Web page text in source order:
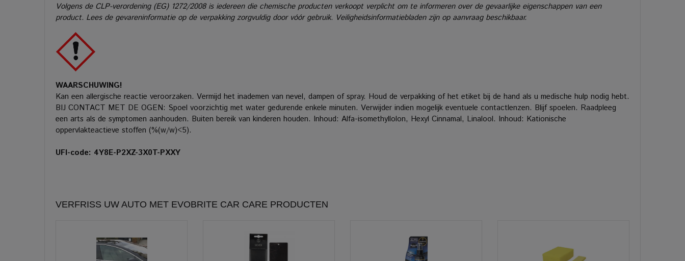
Volgens de CLP-verordening (EG) 1272/2008 is iedereen die chemische producten verkoopt verplicht om te informeren over de gevaarlijke eigenschappen van een
product. Lees de gevareninformatie op de verpakking zorgvuldig door vóór gebruik. Veiligheidsinformatiebladen zijn op aanvraag beschikbaar.
WAARSCHUWING!
Kan een allergische reactie veroorzaken. Vermijd het inademen van nevel, dampen of spray. Houd de verpakking of het etiket bij de hand als u medische hulp nodig hebt.
BIJ CONTACT MET DE OGEN: Spoel voorzichtig met water gedurende enkele minuten. Verwijder indien mogelijk eventuele contactlenzen. Blijf spoelen. Raadpleeg
een arts als de symptomen aanhouden. Buiten bereik van kinderen houden. Inhoud: Alfa-isomethyllolon, Hexyl Cinnamal, Linalool. Inhoud: Kationische
oppervlakteactieve stoffen (%(w/w)<5).
UFI-code: 4Y8E-P2XZ-3X0T-PXXY
VERFRISS UW AUTO MET EVOBRITE CAR CARE PRODUCTEN